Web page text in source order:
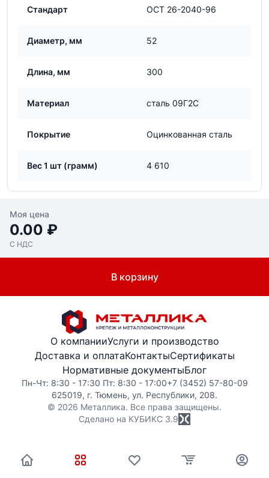
Стандарт ОСТ 26-2040-96
Диаметр, мм 52
Длина, мм 300
Материал сталь 09Г2С
Покрытие Оцинкованная сталь
Вес 1 шт (грамм) 4 610
Моя цена
0.00 ₽
С НДС
В корзину
О компанииУслуги и производство
Доставка и оплатаКонтактыСертификаты
Нормативные документыБлог
Пн-Чт: 8:30 - 17:30 Пт: 8:30 - 17:00+7 (3452) 57-80-09
625019, г. Тюмень, ул. Республики, 208.
© 2026 Металлика. Все права защищены.
Сделано на КУБИКС 3.9